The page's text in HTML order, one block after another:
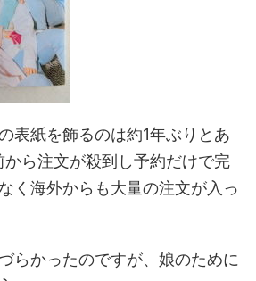
表紙を飾るのは約1年ぶりとあ
から注文が殺到し予約だけで完
く海外からも大量の注文が入っ
らかったのですが、娘のために